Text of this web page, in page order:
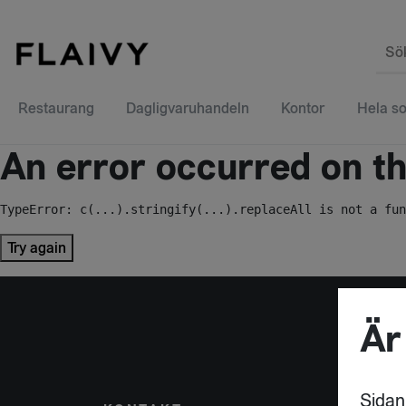
Restaurang Dagligvaruhandeln Kontor Hela
An error occurred on
TypeError: c(...).stringify(...).replaceAll is not a
Try again